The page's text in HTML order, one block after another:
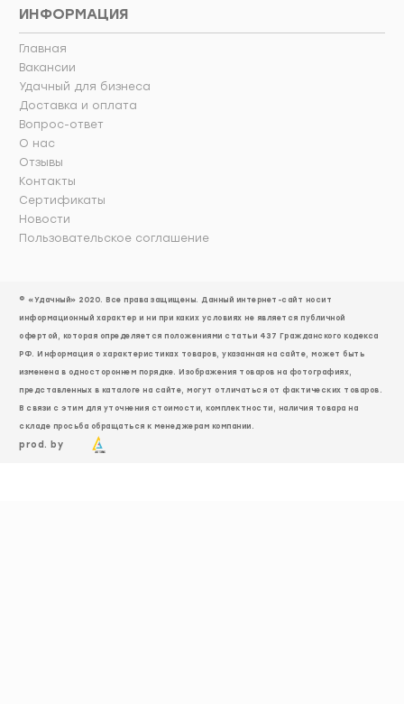
ИНФОРМАЦИЯ
Главная
Вакансии
Удачный для бизнеса
Доставка и оплата
Вопрос-ответ
О нас
Отзывы
Контакты
Сертификаты
Новости
Пользовательское соглашение
© «Удачный» 2020. Все права защищены. Данный интернет-сайт носит
информационный характер и ни при каких условиях не является публичной
офертой, которая определяется положениями статьи 437 Гражданского кодекса
РФ. Информация о характеристиках товаров, указанная на сайте, может быть
изменена в одностороннем порядке. Изображения товаров на фотографиях,
представленных в каталоге на сайте, могут отличаться от фактических товаров.
В связи с этим для уточнения стоимости, комплектности, наличия товара на
складе просьба обращаться к менеджерам компании.
prod. by